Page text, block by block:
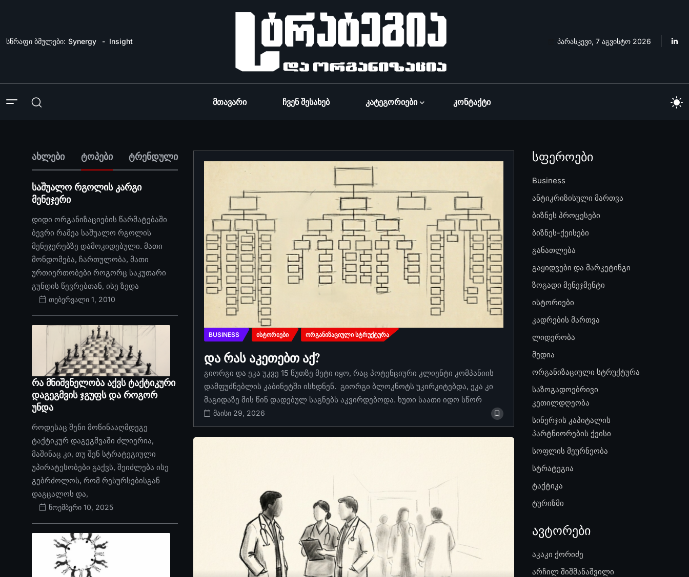
სწრაფი ბმულები: Synergy Insight პარასკევი, 7 აგვისტო 2026
Მთავარი Ჩვენ Შესახებ Კატეგორიები Კონტაქტი
ახლები ტოპები ტრენდული
საშუალო რგოლის კარგი
მენეჯერი
დიდი ორგანიზაციების წარმატებაში
ბევრი რამეა საშუალო რგოლის
მენეჯერებზე დამოკიდებული. მათი
მონდომება, ჩართულობა, მათი
ურთიერთობები როგორც საკუთარი
გუნდის წევრებთან, ისე ზედა
თებერვალი 1, 2010
რა მნიშვნელობა აქვს ტაქტიკური
დაგეგმვის ჯგუფს და როგორ
უნდა
როდესაც შენი მოწინააღმდეგე
ტაქტიკურ დაგეგმვაში ძლიერია,
მაშინაც კი, თუ შენ სტრატეგიული
უპირატესობები გაქვს, შეიძლება ისე
გებრძოლოს, რომ რესურსებისგან
დაგცალოს და,
ნოემბერი 10, 2025
BUSINESS ᲘᲡᲢᲝᲠᲘᲔᲑᲘ ᲝᲠᲒᲐᲜᲘᲖᲐᲪᲘᲣᲚᲘ ᲡᲢᲠᲣᲥᲢᲣᲠᲐ
და რას აკეთებთ აქ?
გიორგი და ეკა უკვე 15 წუთზე მეტი იყო, რაც პოტენციური კლიენტი კომპანიის
დამფუძნებლის კაბინეტში ისხდნენ. გიორგი ბლოკნოტს უკირკიტებდა, ეკა კი
მაგიდაზე მის წინ დადებულ საგნებს აკვირდებოდა. ხუთი საათი იდო სწორ
მაისი 29, 2026
სფეროები
Business
ანტიკრიზისული მართვა
ბიზნეს პროცესები
ბიზნეს-ქეისები
განათლება
გაყიდვები და მარკეტინგი
ზოგადი მენეჯმენტი
ისტორიები
კადრების მართვა
ლიდერობა
მედია
ორგანიზაციული სტრუქტურა
საზოგადოებრივი
კეთილდღეობა
სინერჯის კაპიტალის
პარტნიორების ქეისი
სოფლის მეურნეობა
სტრატეგია
ტაქტიკა
ტურიზმი
ავტორები
აკაკი ქორიძე
არჩილ შიშმანაშვილი